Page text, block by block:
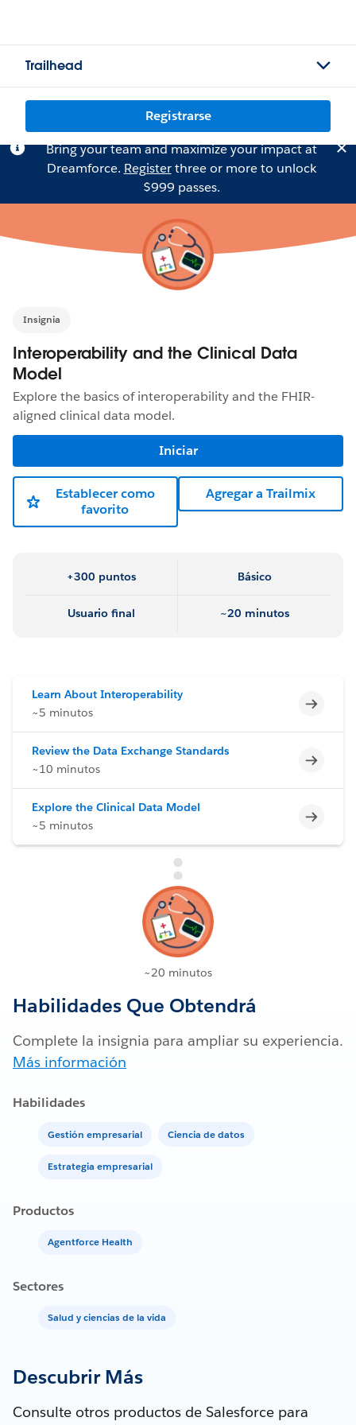
Trailhead
Registrarse
Bring your team and maximize your impact at
Dreamforce. Registerthree or more to unlock
$999 passes.
Insignia
Interoperability and the Clinical Data
Model
Explore the basics of interoperability and the FHIR-
aligned clinical data model.
Iniciar
Establecer como
favorito
Agregar a Trailmix
+300 puntos Básico
Usuario final ~20 minutos
Learn About Interoperability
~5 minutos
Review the Data Exchange Standards
~10 minutos
Explore the Clinical Data Model
~5 minutos
~20 minutos
Habilidades Que Obtendrá
Complete la insignia para ampliar su experiencia.
Más información
Habilidades
Gestión empresarial Ciencia de datos
Estrategia empresarial
Productos
Agentforce Health
Sectores
Salud y ciencias de la vida
Descubrir Más
Consulte otros productos de Salesforce para